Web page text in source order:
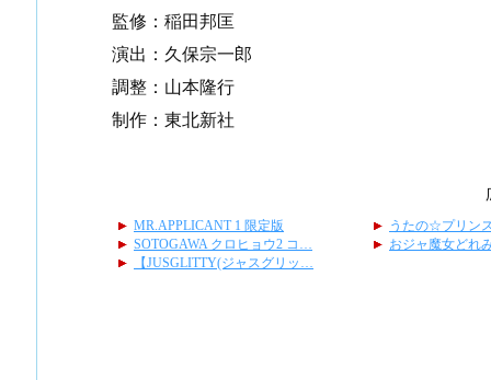
監修：稲田邦匡
演出：久保宗一郎
調整：山本隆行
制作：東北新社